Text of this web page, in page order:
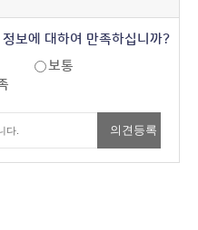
보에 대하여 만족하십니까?
보통